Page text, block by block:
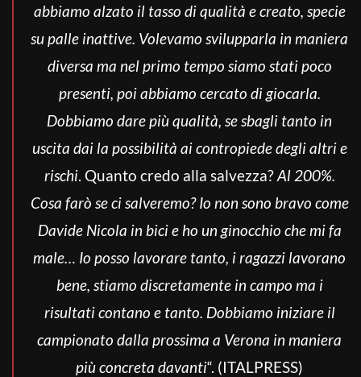
abbiamo alzato il tasso di qualità e creato, specie
su palle inattive. Volevamo svilupparla in maniera
diversa ma nel primo tempo siamo stati poco
presenti, poi abbiamo cercato di giocarla.
Dobbiamo dare più qualità, se sbagli tanto in
uscita dai la possibilità ai contropiede degli altri e
rischi. Quanto credo alla salvezza?Al 200%.
Cosa farò se ci salveremo? Io non sono bravo come
Davide Nicola in bici e ho un ginocchio che mi fa
male… Io posso lavorare tanto, i ragazzi lavorano
bene, stiamo discretamente in campo ma i
risultati contano e tanto. Dobbiamo iniziare il
campionato dalla prossima a Verona in maniera
più concreta davanti“. (ITALPRESS)